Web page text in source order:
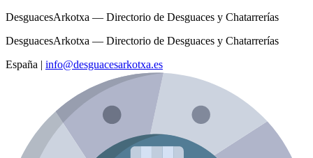
DesguacesArkotxa — Directorio de Desguaces y Chatarrerías
DesguacesArkotxa — Directorio de Desguaces y Chatarrerías
España | info@desguacesarkotxa.es